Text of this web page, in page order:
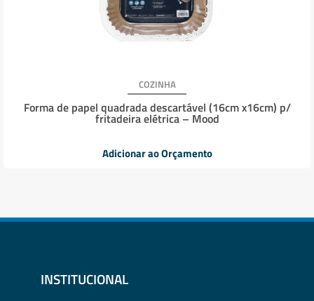
COZINHA
Forma de papel quadrada descartável (16cm x16cm) p/
fritadeira elétrica – Mood
Adicionar ao Orçamento
INSTITUCIONAL